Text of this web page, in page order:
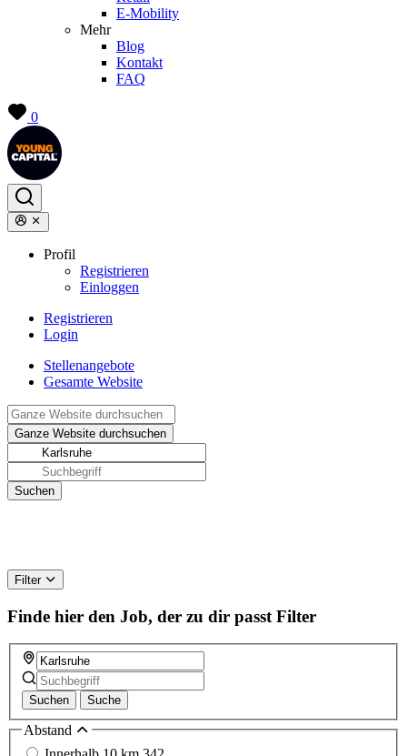
E-Mobility
Mehr
Blog
Kontakt
FAQ
0
Profil
Registrieren
Einloggen
Registrieren
Login
Stellenangebote
Gesamte Website
Filter
Finde hier den Job, der zu dir passt Filter
Suchen Suche
Abstand